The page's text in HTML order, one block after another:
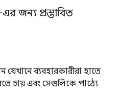
জন্য প্রস্তাবিত
যেখানে ব্যবহারকারীরা হাতে
চায় এবং সেগুলিকে পাঠ্যে